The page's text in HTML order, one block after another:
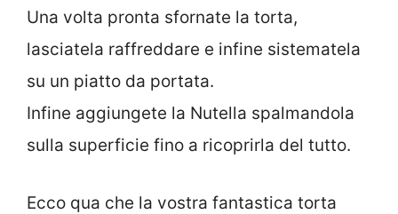
Una volta pronta sfornate la torta,
lasciatela raffreddare e infine sistematela
su un piatto da portata.
Infine aggiungete la Nutella spalmandola
sulla superficie fino a ricoprirla del tutto.
Ecco qua che la vostra fantastica torta